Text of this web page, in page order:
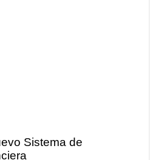
Sistema de